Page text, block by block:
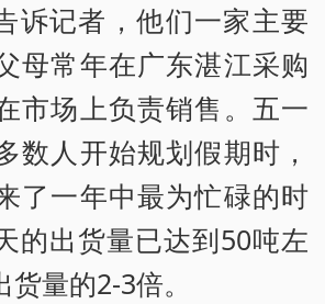
诉记者，他们一家主要
母常年在广东湛江采购
市场上负责销售。五一
数人开始规划假期时，
了一年中最为忙碌的时
的出货量已达到50吨左
量的2-3倍。